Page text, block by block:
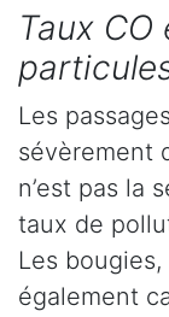
Taux
Les
sévèrement
n’est pas la
taux de
Les
également